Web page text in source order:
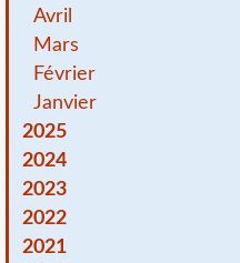
Avril
Mars
Février
Janvier
2025
2024
2023
2022
2021